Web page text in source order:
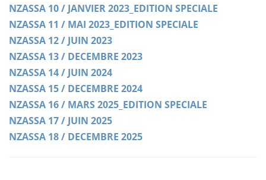
NZASSA 10 / JANVIER 2023_EDITION SPECIALE
NZASSA 11 / MAI 2023_EDITION SPECIALE
NZASSA 12 / JUIN 2023
NZASSA 13 / DECEMBRE 2023
NZASSA 14 / JUIN 2024
NZASSA 15 / DECEMBRE 2024
NZASSA 16 / MARS 2025_EDITION SPECIALE
NZASSA 17 / JUIN 2025
NZASSA 18 / DECEMBRE 2025